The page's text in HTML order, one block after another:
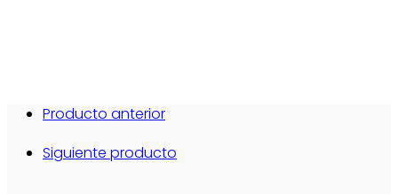
Producto anterior
Siguiente producto